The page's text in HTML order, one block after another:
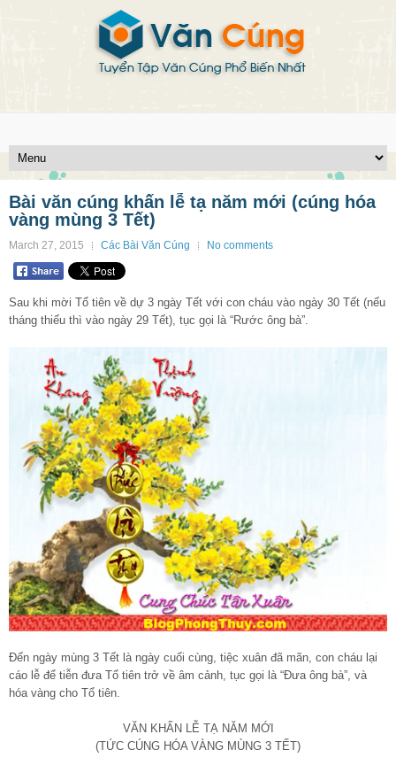
Bài văn cúng khấn lễ tạ năm mới (cúng hóa
vàng mùng 3 Tết)
March 27, 2015 Các Bài Văn Cúng No comments
Sau khi mời Tổ tiên về dự 3 ngày Tết với con cháu vào ngày 30 Tết (nếu
tháng thiếu thì vào ngày 29 Tết), tục gọi là “Rước ông bà”.
Đến ngày mùng 3 Tết là ngày cuối cùng, tiệc xuân đã mãn, con cháu lại
cáo lễ để tiễn đưa Tổ tiên trở về âm cảnh, tục gọi là “Đưa ông bà”, và
hóa vàng cho Tổ tiên.
VĂN KHẤN LỄ TẠ NĂM MỚI
(TỨC CÚNG HÓA VÀNG MÙNG 3 TẾT)